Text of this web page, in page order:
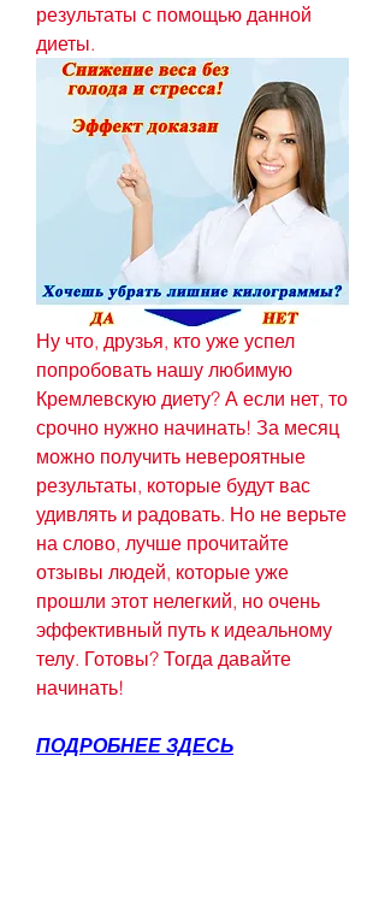
результаты с помощью данной
диеты.
Ну что, друзья, кто уже успел
попробовать нашу любимую
Кремлевскую диету? А если нет, то
срочно нужно начинать! За месяц
можно получить невероятные
результаты, которые будут вас
удивлять и радовать. Но не верьте
на слово, лучше прочитайте
отзывы людей, которые уже
прошли этот нелегкий, но очень
эффективный путь к идеальному
телу. Готовы? Тогда давайте
начинать!
ПОДРОБНЕЕ ЗДЕСЬ